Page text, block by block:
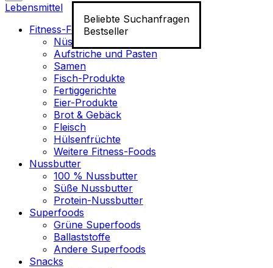
Beliebte Suchanfragen
Bestseller
Lebensmittel
Fitness-Food
Nüsse
Aufstriche und Pasten
Samen
Fisch-Produkte
Fertiggerichte
Eier-Produkte
Brot & Gebäck
Fleisch
Hülsenfrüchte
Weitere Fitness-Foods
Nussbutter
100 % Nussbutter
Süße Nussbutter
Protein-Nussbutter
Superfoods
Grüne Superfoods
Ballaststoffe
Andere Superfoods
Snacks